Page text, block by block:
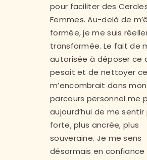
pour faciliter des
Femmes. Au-delà de
formée, je me suis
transformée. Le fait de
autorisée à déposer ce
pesait et de nettoyer
m’encombrait dans mon
parcours personnel me
aujourd’hui de me sentir
forte, plus ancrée, plus
souveraine. Je me sens
désormais en confiance